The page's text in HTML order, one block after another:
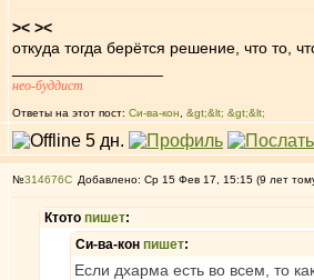
>< ><
откуда тогда берётся решение, что то,
нео-буддист
Ответы на этот пост: Си-ва-кон &gt;&lt; &gt;&lt;
№314676 Добавлено: Ср 15 Фев 17, 15:15 (9 лет
Ктото пишет:
Си-ва-кон пишет:
Если дхарма есть во всем, то